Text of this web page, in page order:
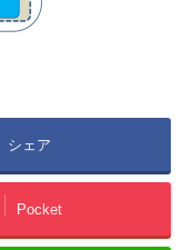
シェア
Pocket